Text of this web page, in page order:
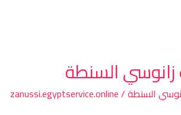
زانوسي السنطة
السنطة/
zanussi.egyptservice.online